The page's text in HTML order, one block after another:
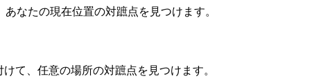
なたの現在位置の対蹠点を見つけます。
て、任意の場所の対蹠点を見つけます。